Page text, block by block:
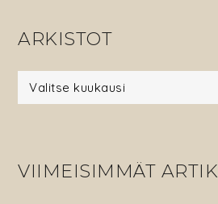
ARKISTOTArkistot
VIIMEISIMMÄT